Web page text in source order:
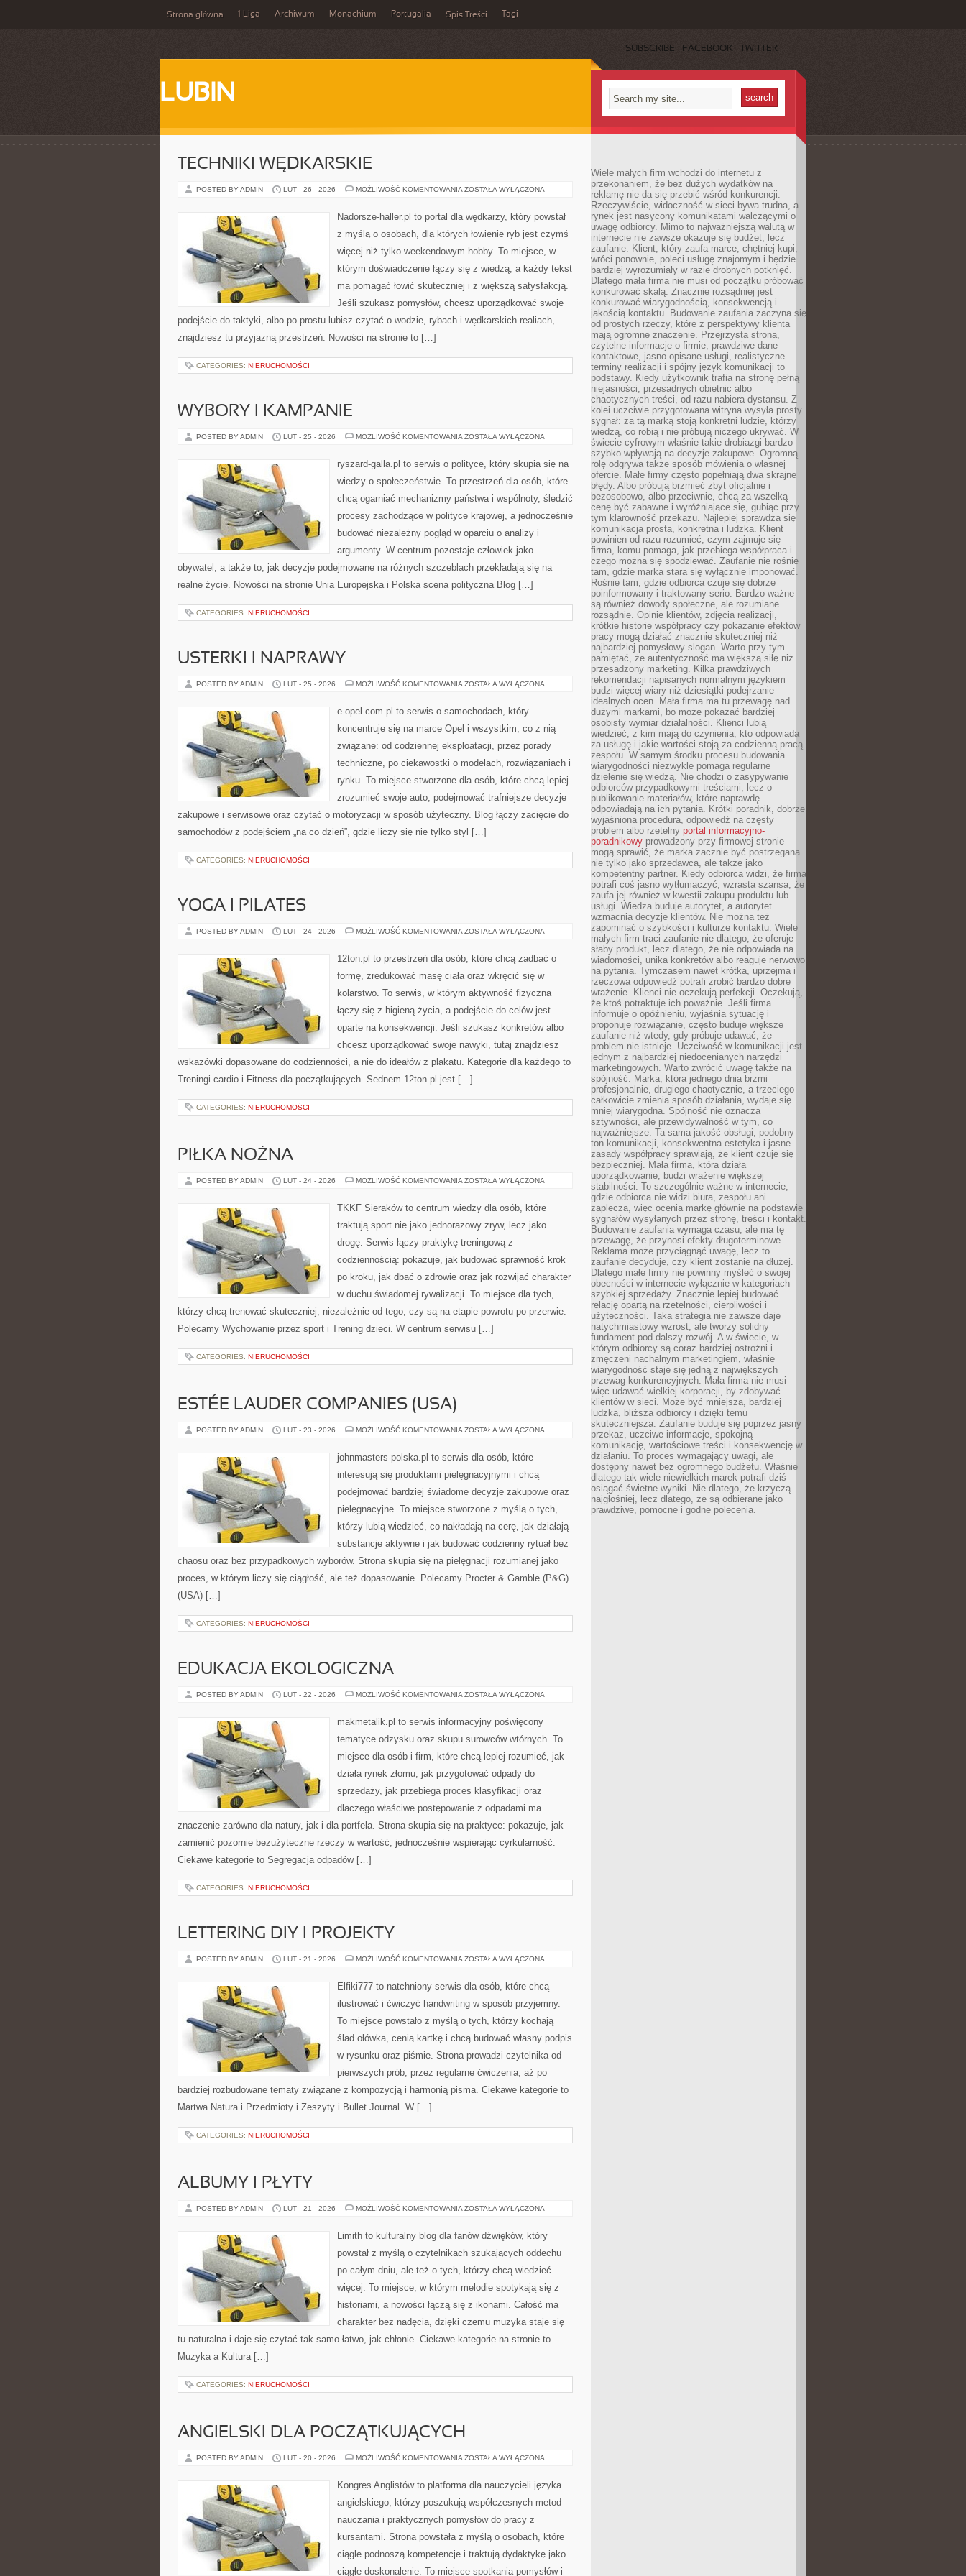
Strona główna 1 Liga Archiwum Monachium Portugalia Spis Treści Tagi
SUBSCRIBE FACEBOOK TWITTER
LUBIN
TECHNIKI WĘDKARSKIE
POSTED BY ADMIN LUT - 26 - 2026 MOŻLIWOŚĆ KOMENTOWANIA TECHNIKI
ZOSTAŁA WYŁĄCZONA
Nadorsze-haller.pl to portal dla wędkarzy, który powstał
z myślą o osobach, dla których łowienie ryb jest czymś
więcej niż tylko weekendowym hobby. To miejsce, w
którym doświadczenie łączy się z wiedzą, a każdy tekst
ma pomagać łowić skuteczniej i z większą satysfakcją.
Jeśli szukasz pomysłów, chcesz uporządkować swoje
podejście do taktyki, albo po prostu lubisz czytać o wodzie, rybach i wędkarskich realiach,
znajdziesz tu przyjazną przestrzeń. Nowości na stronie to […]
CATEGORIES: NIERUCHOMOŚCI
WYBORY I KAMPANIE
POSTED BY ADMIN LUT - 25 - 2026 MOŻLIWOŚĆ KOMENTOWANIA WYBORY
ZOSTAŁA WYŁĄCZONA
ryszard-galla.pl to serwis o polityce, który skupia się na
wiedzy o społeczeństwie. To przestrzeń dla osób, które
chcą ogarniać mechanizmy państwa i wspólnoty, śledzić
procesy zachodzące w polityce krajowej, a jednocześnie
budować niezależny pogląd w oparciu o analizy i
argumenty. W centrum pozostaje człowiek jako
obywatel, a także to, jak decyzje podejmowane na różnych szczeblach przekładają się na
realne życie. Nowości na stronie Unia Europejska i Polska scena polityczna Blog […]
CATEGORIES: NIERUCHOMOŚCI
USTERKI I NAPRAWY
POSTED BY ADMIN LUT - 25 - 2026 MOŻLIWOŚĆ KOMENTOWANIA USTERKI
ZOSTAŁA WYŁĄCZONA
e-opel.com.pl to serwis o samochodach, który
koncentruje się na marce Opel i wszystkim, co z nią
związane: od codziennej eksploatacji, przez porady
techniczne, po ciekawostki o modelach, rozwiązaniach i
rynku. To miejsce stworzone dla osób, które chcą lepiej
zrozumieć swoje auto, podejmować trafniejsze decyzje
zakupowe i serwisowe oraz czytać o motoryzacji w sposób użyteczny. Blog łączy zacięcie do
samochodów z podejściem „na co dzień”, gdzie liczy się nie tylko styl […]
CATEGORIES: NIERUCHOMOŚCI
YOGA I PILATES
POSTED BY ADMIN LUT - 24 - 2026 MOŻLIWOŚĆ KOMENTOWANIA YOGA
ZOSTAŁA WYŁĄCZONA
12ton.pl to przestrzeń dla osób, które chcą zadbać o
formę, zredukować masę ciała oraz wkręcić się w
kolarstwo. To serwis, w którym aktywność fizyczna
łączy się z higieną życia, a podejście do celów jest
oparte na konsekwencji. Jeśli szukasz konkretów albo
chcesz uporządkować swoje nawyki, tutaj znajdziesz
wskazówki dopasowane do codzienności, a nie do ideałów z plakatu. Kategorie dla każdego to
Treningi cardio i Fitness dla początkujących. Sednem 12ton.pl jest […]
CATEGORIES: NIERUCHOMOŚCI
PIŁKA NOŻNA
POSTED BY ADMIN LUT - 24 - 2026 MOŻLIWOŚĆ KOMENTOWANIA PIŁKA
ZOSTAŁA WYŁĄCZONA
TKKF Sieraków to centrum wiedzy dla osób, które
traktują sport nie jako jednorazowy zryw, lecz jako
drogę. Serwis łączy praktykę treningową z
codziennością: pokazuje, jak budować sprawność krok
po kroku, jak dbać o zdrowie oraz jak rozwijać charakter
w duchu świadomej rywalizacji. To miejsce dla tych,
którzy chcą trenować skuteczniej, niezależnie od tego, czy są na etapie powrotu po przerwie.
Polecamy Wychowanie przez sport i Trening dzieci. W centrum serwisu […]
CATEGORIES: NIERUCHOMOŚCI
ESTÉE LAUDER COMPANIES (USA)
POSTED BY ADMIN LUT - 23 - 2026 MOŻLIWOŚĆ KOMENTOWANIA ESTÉE
(USA)
ZOSTAŁA WYŁĄCZONA
johnmasters-polska.pl to serwis dla osób, które
interesują się produktami pielęgnacyjnymi i chcą
podejmować bardziej świadome decyzje zakupowe oraz
pielęgnacyjne. To miejsce stworzone z myślą o tych,
którzy lubią wiedzieć, co nakładają na cerę, jak działają
substancje aktywne i jak budować codzienny rytuał bez
chaosu oraz bez przypadkowych wyborów. Strona skupia się na pielęgnacji rozumianej jako
proces, w którym liczy się ciągłość, ale też dopasowanie. Polecamy Procter & Gamble (P&G)
(USA) […]
CATEGORIES: NIERUCHOMOŚCI
EDUKACJA EKOLOGICZNA
POSTED BY ADMIN LUT - 22 - 2026 MOŻLIWOŚĆ KOMENTOWANIA EDUKACJA
ZOSTAŁA WYŁĄCZONA
makmetalik.pl to serwis informacyjny poświęcony
tematyce odzysku oraz skupu surowców wtórnych. To
miejsce dla osób i firm, które chcą lepiej rozumieć, jak
działa rynek złomu, jak przygotować odpady do
sprzedaży, jak przebiega proces klasyfikacji oraz
dlaczego właściwe postępowanie z odpadami ma
znaczenie zarówno dla natury, jak i dla portfela. Strona skupia się na praktyce: pokazuje, jak
zamienić pozornie bezużyteczne rzeczy w wartość, jednocześnie wspierając cyrkularność.
Ciekawe kategorie to Segregacja odpadów […]
CATEGORIES: NIERUCHOMOŚCI
LETTERING DIY I PROJEKTY
POSTED BY ADMIN LUT - 21 - 2026 MOŻLIWOŚĆ KOMENTOWANIA LETTERING
PROJEKTY
ZOSTAŁA WYŁĄCZONA
Elfiki777 to natchniony serwis dla osób, które chcą
ilustrować i ćwiczyć handwriting w sposób przyjemny.
To miejsce powstało z myślą o tych, którzy kochają
ślad ołówka, cenią kartkę i chcą budować własny podpis
w rysunku oraz piśmie. Strona prowadzi czytelnika od
pierwszych prób, przez regularne ćwiczenia, aż po
bardziej rozbudowane tematy związane z kompozycją i harmonią pisma. Ciekawe kategorie to
Martwa Natura i Przedmioty i Zeszyty i Bullet Journal. W […]
CATEGORIES: NIERUCHOMOŚCI
ALBUMY I PŁYTY
POSTED BY ADMIN LUT - 21 - 2026 MOŻLIWOŚĆ KOMENTOWANIA ALBUMY
ZOSTAŁA WYŁĄCZONA
Limith to kulturalny blog dla fanów dźwięków, który
powstał z myślą o czytelnikach szukających oddechu
po całym dniu, ale też o tych, którzy chcą wiedzieć
więcej. To miejsce, w którym melodie spotykają się z
historiami, a nowości łączą się z ikonami. Całość ma
charakter bez nadęcia, dzięki czemu muzyka staje się
tu naturalna i daje się czytać tak samo łatwo, jak chłonie. Ciekawe kategorie na stronie to
Muzyka a Kultura […]
CATEGORIES: NIERUCHOMOŚCI
ANGIELSKI DLA POCZĄTKUJĄCYCH
POSTED BY ADMIN LUT - 20 - 2026 MOŻLIWOŚĆ KOMENTOWANIA ANGIELSKI
ZOSTAŁA WYŁĄCZONA
Kongres Anglistów to platforma dla nauczycieli języka
angielskiego, którzy poszukują współczesnych metod
nauczania i praktycznych pomysłów do pracy z
kursantami. Strona powstała z myślą o osobach, które
ciągle podnoszą kompetencje i traktują dydaktykę jako
ciągłe doskonalenie. To miejsce spotkania pomysłów i
Wiele małych firm wchodzi do internetu z
przekonaniem, że bez dużych wydatków na
reklamę nie da się przebić wśród konkurencji.
Rzeczywiście, widoczność w sieci bywa trudna, a
rynek jest nasycony komunikatami walczącymi o
uwagę odbiorcy. Mimo to najważniejszą walutą w
internecie nie zawsze okazuje się budżet, lecz
zaufanie. Klient, który zaufa marce, chętniej kupi,
wróci ponownie, poleci usługę znajomym i będzie
bardziej wyrozumiały w razie drobnych potknięć.
Dlatego mała firma nie musi od początku próbować
konkurować skalą. Znacznie rozsądniej jest
konkurować wiarygodnością, konsekwencją i
jakością kontaktu. Budowanie zaufania zaczyna się
od prostych rzeczy, które z perspektywy klienta
mają ogromne znaczenie. Przejrzysta strona,
czytelne informacje o firmie, prawdziwe dane
kontaktowe, jasno opisane usługi, realistyczne
terminy realizacji i spójny język komunikacji to
podstawy. Kiedy użytkownik trafia na stronę pełną
niejasności, przesadnych obietnic albo
chaotycznych treści, od razu nabiera dystansu. Z
kolei uczciwie przygotowana witryna wysyła prosty
sygnał: za tą marką stoją konkretni ludzie, którzy
wiedzą, co robią i nie próbują niczego ukrywać. W
świecie cyfrowym właśnie takie drobiazgi bardzo
szybko wpływają na decyzje zakupowe. Ogromną
rolę odgrywa także sposób mówienia o własnej
ofercie. Małe firmy często popełniają dwa skrajne
błędy. Albo próbują brzmieć zbyt oficjalnie i
bezosobowo, albo przeciwnie, chcą za wszelką
cenę być zabawne i wyróżniające się, gubiąc przy
tym klarowność przekazu. Najlepiej sprawdza się
komunikacja prosta, konkretna i ludzka. Klient
powinien od razu rozumieć, czym zajmuje się
firma, komu pomaga, jak przebiega współpraca i
czego można się spodziewać. Zaufanie nie rośnie
tam, gdzie marka stara się wyłącznie imponować.
Rośnie tam, gdzie odbiorca czuje się dobrze
poinformowany i traktowany serio. Bardzo ważne
są również dowody społeczne, ale rozumiane
rozsądnie. Opinie klientów, zdjęcia realizacji,
krótkie historie współpracy czy pokazanie efektów
pracy mogą działać znacznie skuteczniej niż
najbardziej pomysłowy slogan. Warto przy tym
pamiętać, że autentyczność ma większą siłę niż
przesadzony marketing. Kilka prawdziwych
rekomendacji napisanych normalnym językiem
budzi więcej wiary niż dziesiątki podejrzanie
idealnych ocen. Mała firma ma tu przewagę nad
dużymi markami, bo może pokazać bardziej
osobisty wymiar działalności. Klienci lubią
wiedzieć, z kim mają do czynienia, kto odpowiada
za usługę i jakie wartości stoją za codzienną pracą
zespołu. W samym środku procesu budowania
wiarygodności niezwykle pomaga regularne
dzielenie się wiedzą. Nie chodzi o zasypywanie
odbiorców przypadkowymi treściami, lecz o
publikowanie materiałów, które naprawdę
odpowiadają na ich pytania. Krótki poradnik, dobrze
wyjaśniona procedura, odpowiedź na częsty
problem albo rzetelny portal informacyjno-
poradnikowy prowadzony przy firmowej stronie
mogą sprawić, że marka zacznie być postrzegana
nie tylko jako sprzedawca, ale także jako
kompetentny partner. Kiedy odbiorca widzi, że firma
potrafi coś jasno wytłumaczyć, wzrasta szansa, że
zaufa jej również w kwestii zakupu produktu lub
usługi. Wiedza buduje autorytet, a autorytet
wzmacnia decyzje klientów. Nie można też
zapominać o szybkości i kulturze kontaktu. Wiele
małych firm traci zaufanie nie dlatego, że oferuje
słaby produkt, lecz dlatego, że nie odpowiada na
wiadomości, unika konkretów albo reaguje nerwowo
na pytania. Tymczasem nawet krótka, uprzejma i
rzeczowa odpowiedź potrafi zrobić bardzo dobre
wrażenie. Klienci nie oczekują perfekcji. Oczekują,
że ktoś potraktuje ich poważnie. Jeśli firma
informuje o opóźnieniu, wyjaśnia sytuację i
proponuje rozwiązanie, często buduje większe
zaufanie niż wtedy, gdy próbuje udawać, że
problem nie istnieje. Uczciwość w komunikacji jest
jednym z najbardziej niedocenianych narzędzi
marketingowych. Warto zwrócić uwagę także na
spójność. Marka, która jednego dnia brzmi
profesjonalnie, drugiego chaotycznie, a trzeciego
całkowicie zmienia sposób działania, wydaje się
mniej wiarygodna. Spójność nie oznacza
sztywności, ale przewidywalność w tym, co
najważniejsze. Ta sama jakość obsługi, podobny
ton komunikacji, konsekwentna estetyka i jasne
zasady współpracy sprawiają, że klient czuje się
bezpieczniej. Mała firma, która działa
uporządkowanie, budzi wrażenie większej
stabilności. To szczególnie ważne w internecie,
gdzie odbiorca nie widzi biura, zespołu ani
zaplecza, więc ocenia markę głównie na podstawie
sygnałów wysyłanych przez stronę, treści i kontakt.
Budowanie zaufania wymaga czasu, ale ma tę
przewagę, że przynosi efekty długoterminowe.
Reklama może przyciągnąć uwagę, lecz to
zaufanie decyduje, czy klient zostanie na dłużej.
Dlatego małe firmy nie powinny myśleć o swojej
obecności w internecie wyłącznie w kategoriach
szybkiej sprzedaży. Znacznie lepiej budować
relację opartą na rzetelności, cierpliwości i
użyteczności. Taka strategia nie zawsze daje
natychmiastowy wzrost, ale tworzy solidny
fundament pod dalszy rozwój. A w świecie, w
którym odbiorcy są coraz bardziej ostrożni i
zmęczeni nachalnym marketingiem, właśnie
wiarygodność staje się jedną z największych
przewag konkurencyjnych. Mała firma nie musi
więc udawać wielkiej korporacji, by zdobywać
klientów w sieci. Może być mniejsza, bardziej
ludzka, bliższa odbiorcy i dzięki temu
skuteczniejsza. Zaufanie buduje się poprzez jasny
przekaz, uczciwe informacje, spokojną
komunikację, wartościowe treści i konsekwencję w
działaniu. To proces wymagający uwagi, ale
dostępny nawet bez ogromnego budżetu. Właśnie
dlatego tak wiele niewielkich marek potrafi dziś
osiągać świetne wyniki. Nie dlatego, że krzyczą
najgłośniej, lecz dlatego, że są odbierane jako
prawdziwe, pomocne i godne polecenia.